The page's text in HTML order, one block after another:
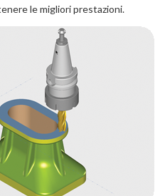
le migliori prestazioni.